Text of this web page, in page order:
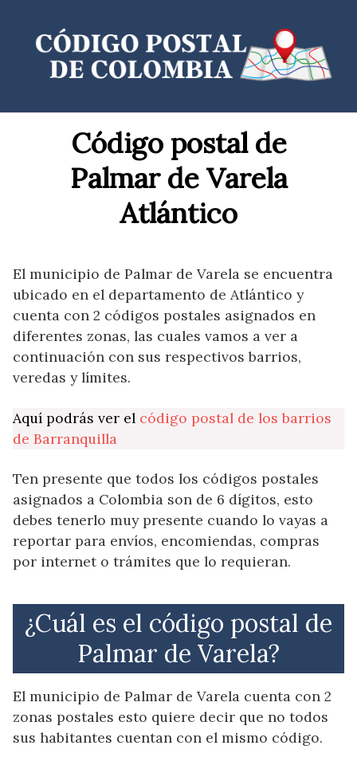
contenido
Código postal de
Palmar de Varela
Atlántico
El municipio de Palmar de Varela se encuentra
ubicado en el departamento de Atlántico y
cuenta con 2 códigos postales asignados en
diferentes zonas, las cuales vamos a ver a
continuación con sus respectivos barrios,
veredas y límites.
Aquí podrás ver el código postal de los barrios
de Barranquilla
Ten presente que todos los códigos postales
asignados a Colombia son de 6 dígitos, esto
debes tenerlo muy presente cuando lo vayas a
reportar para envíos, encomiendas, compras
por internet o trámites que lo requieran.
¿Cuál es el código postal de
Palmar de Varela?
El municipio de Palmar de Varela cuenta con 2
zonas postales esto quiere decir que no todos
sus habitantes cuentan con el mismo código.